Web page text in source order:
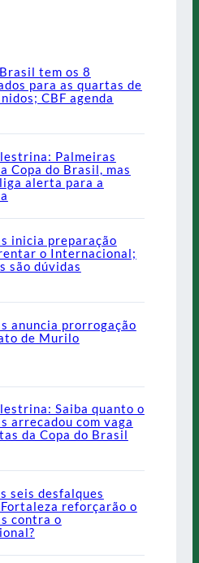
tem os 8
para as quartas de
CBF agenda
Palmeiras
Copa do Brasil, mas
alerta para a
inicia preparação
o Internacional;
são dúvidas
anuncia prorrogação
de Murilo
Saiba quanto o
arrecadou com vaga
da Copa do Brasil
seis desfalques
reforçarão o
contra o